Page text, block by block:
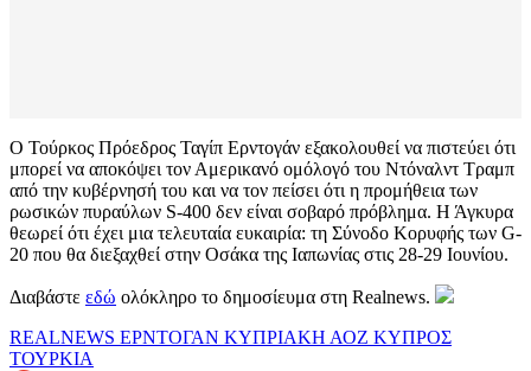
Ο Τούρκος Πρόεδρος Ταγίπ Ερντογάν εξακολουθεί να πιστεύει ότι
μπορεί να αποκόψει τον Αμερικανό ομόλογό του Nτόναλντ Τραμπ
από την κυβέρνησή του και να τον πείσει ότι η προμήθεια των
ρωσικών πυραύλων S-400 δεν είναι σοβαρό πρόβλημα. Η Άγκυρα
θεωρεί ότι έχει μια τελευταία ευκαιρία: τη Σύνοδο Κορυφής των G-
20 που θα διεξαχθεί στην Οσάκα της Ιαπωνίας στις 28-29 Ιουνίου.
Διαβάστε εδώ ολόκληρο το δημοσίευμα στη Realnews.
REALNEWS ΕΡΝΤΟΓΑΝ ΚΥΠΡΙΑΚΗ ΑΟΖ ΚΥΠΡΟΣ
ΤΟΥΡΚΙΑ